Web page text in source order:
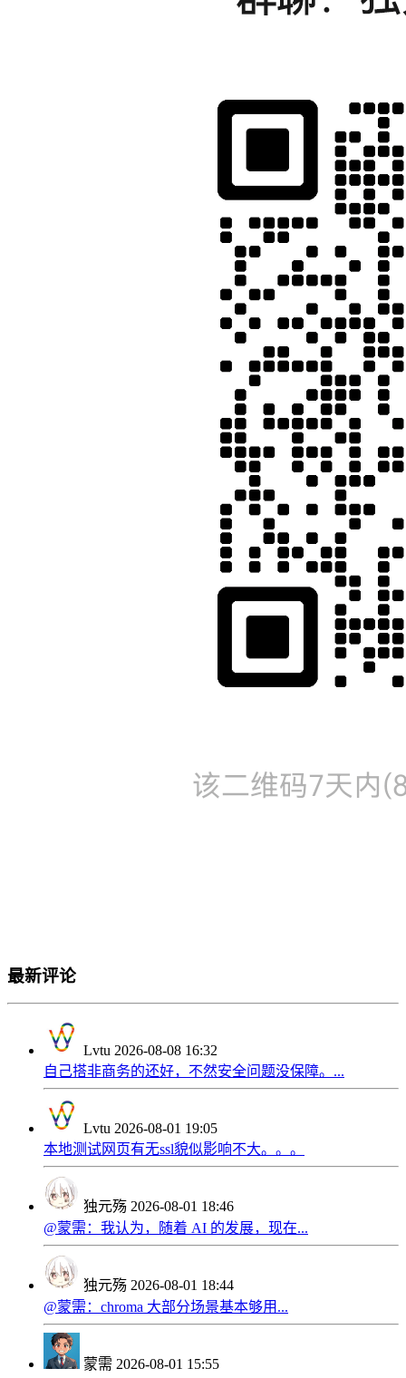
最新评论
Lvtu 2026-08-08 16:32
自己搭非商务的还好，不然安全问题没保障。...
Lvtu 2026-08-01 19:05
本地测试网页有无ssl貌似影响不大。。。
独元殇 2026-08-01 18:46
@蒙需：我认为，随着 AI 的发展，现在...
独元殇 2026-08-01 18:44
@蒙需：chroma 大部分场景基本够用...
蒙需 2026-08-01 15:55